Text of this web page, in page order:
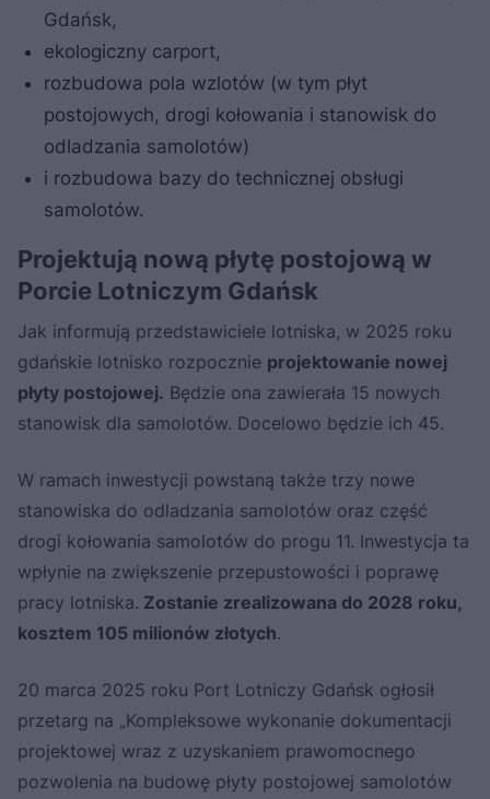
Gdańsk,
ekologiczny carport,
rozbudowa pola wzlotów (w tym płyt
postojowych, drogi kołowania i stanowisk do
odladzania samolotów)
i rozbudowa bazy do technicznej obsługi
samolotów.
Projektują nową płytę postojową w
Porcie Lotniczym Gdańsk
Jak informują przedstawiciele lotniska, w 2025 roku
gdańskie lotnisko rozpocznie projektowanie nowej
płyty postojowej. Będzie ona zawierała 15 nowych
stanowisk dla samolotów. Docelowo będzie ich 45.
W ramach inwestycji powstaną także trzy nowe
stanowiska do odladzania samolotów oraz część
drogi kołowania samolotów do progu 11. Inwestycja ta
wpłynie na zwiększenie przepustowości i poprawę
pracy lotniska. Zostanie zrealizowana do 2028 roku,
kosztem 105 milionów złotych.
20 marca 2025 roku Port Lotniczy Gdańsk ogłosił
przetarg na „Kompleksowe wykonanie dokumentacji
projektowej wraz z uzyskaniem prawomocnego
pozwolenia na budowę płyty postojowej samolotów